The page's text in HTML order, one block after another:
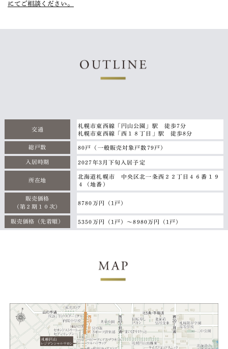
にてご相談ください。
交通
札幌市東西線「円山公園」駅 徒歩7分
札幌市東西線「西１８丁目」駅 徒歩8分
総戸数 80戸（一般販売対象戸数79戸）
入居時期 2027年3月下旬入居予定
所在地
北海道札幌市 中央区北一条西２２丁目４６番１９
４（地番）
販売価格
（第２期１０次）
8780万円（1戸）
販売価格 （先着順） 5350万円（1戸）～8980万円（1戸）